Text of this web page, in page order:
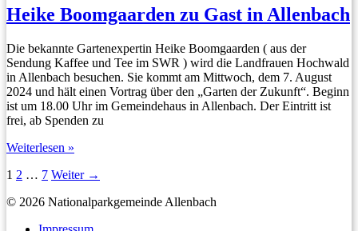
der
Zukunft
so
geht`s
Heike Boomgaarden zu Gast in Allenbach
Die bekannte Gartenexpertin Heike Boomgaarden ( aus der
Sendung Kaffee und Tee im SWR ) wird die Landfrauen Hochwald
in Allenbach besuchen. Sie kommt am Mittwoch, dem 7. August
2024 und hält einen Vortrag über den „Garten der Zukunft“. Beginn
ist um 18.00 Uhr im Gemeindehaus in Allenbach. Der Eintritt ist
frei, ab Spenden zu
Heike
zu
in
Weiterlesen »
1 2 … 7 Weiter →
© 2026 Nationalparkgemeinde Allenbach